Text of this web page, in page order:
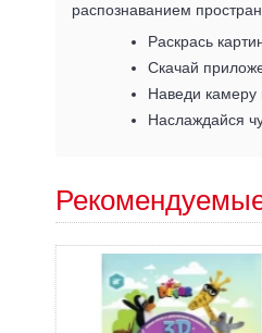
распознаванием
Раскрась
Скачай
Наведи камеру
Наслаждайся